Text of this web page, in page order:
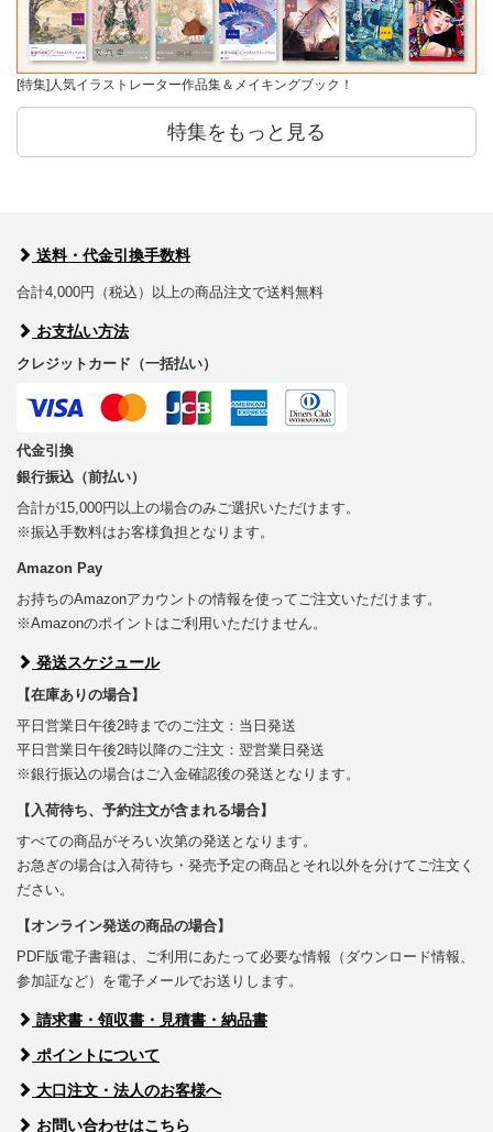
[特集]人気イラストレーター作品集＆メイキングブック！
特集をもっと見る
送料・代金引換手数料
合計4,000円（税込）以上の商品注文で送料無料
お支払い方法
クレジットカード（一括払い）
代金引換
銀行振込（前払い）
合計が15,000円以上の場合のみご選択いただけます。
※振込手数料はお客様負担となります。
Amazon Pay
お持ちのAmazonアカウントの情報を使ってご注文いただけます。
※Amazonのポイントはご利用いただけません。
発送スケジュール
【在庫ありの場合】
平日営業日午後2時までのご注文：当日発送
平日営業日午後2時以降のご注文：翌営業日発送
※銀行振込の場合はご入金確認後の発送となります。
【入荷待ち、予約注文が含まれる場合】
すべての商品がそろい次第の発送となります。
お急ぎの場合は入荷待ち・発売予定の商品とそれ以外を分けてご注文く
ださい。
【オンライン発送の商品の場合】
PDF版電子書籍は、ご利用にあたって必要な情報（ダウンロード情報、
参加証など）を電子メールでお送りします。
請求書・領収書・見積書・納品書
ポイントについて
大口注文・法人のお客様へ
お問い合わせはこちら